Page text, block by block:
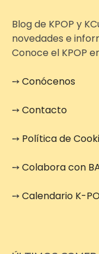
Blog de KPOP y
novedades e
Conoce el KPOP
➙Conócenos
➙Contacto
➙ Política de
➙Colabora con
➙Calendario K-